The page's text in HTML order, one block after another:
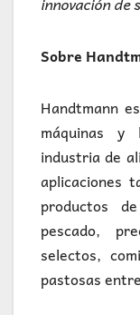
Sobre
Handtmann
máquinas y
industria de
aplicaciones
productos
pescado,
selectos,
pastosas